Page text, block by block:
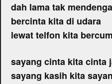
dah lama tak
bercinta kita di udara
lewat telfon kita
sayang cinta kita cinta
sayang kasih kita